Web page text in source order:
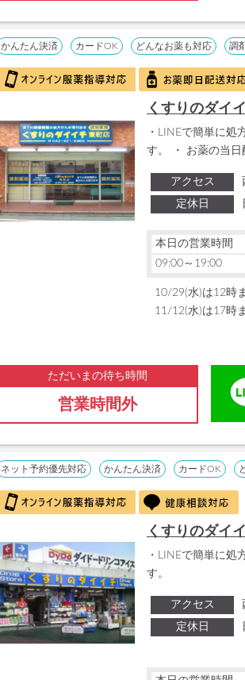
かんたん決済 カードOK どんなお薬も対応 調
くすりのダイ
・LINEで簡単に処
す。 ・ お薬の当
アクセス
定休日
本日の営業時間
09:00～19:00
10/29(水)は12時
11/12(水)は17時
ただいまの待ち時間
営業時間外
ネット予約優先対応 かんたん決済 カードOK
くすりのダイ
・LINEで簡単に処
す。
アクセス
定休日